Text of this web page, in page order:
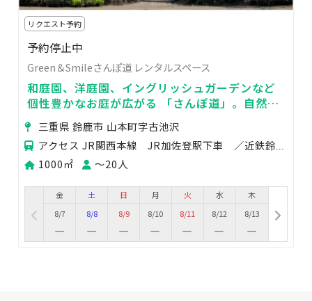
リクエスト予約
予約停止中
Green＆Smileさんぽ道 レンタルスペース
和庭園、洋庭園、イングリッシュガーデンなど
個性豊かなお庭が広がる 「さんぽ道」。自然に
囲まれた空間でリラックス。
三重県 鈴鹿市 山本町字古池沢
1000㎡ 〜20人
金
8/7
土
8/8
日
8/9
月
8/10
火
8/11
水
8/12
木
8/13